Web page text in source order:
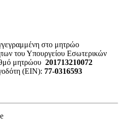
στο μητρώο
του Υπουργείου Εσωτερικών
μητρώου 201713210072
(EIN): 77-0316593